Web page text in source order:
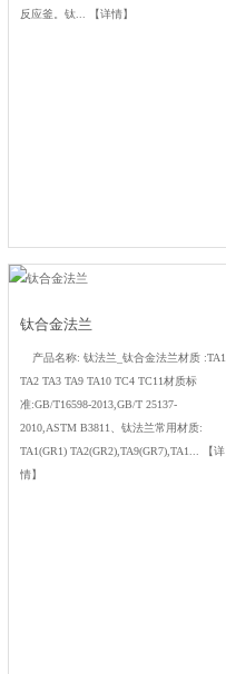
反应釜。钛...
【详情】
钛合金法兰
产品名称: 钛法兰_钛合金法兰材质 :TA1
TA2 TA3 TA9 TA10 TC4 TC11材质标
准:GB/T16598-2013,GB/T 25137-
2010,ASTM B3811、钛法兰常用材质:
TA1(GR1) TA2(GR2),TA9(GR7),TA1...
【详
情】